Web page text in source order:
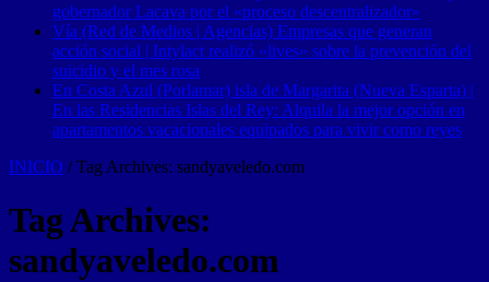
gobernador Lacava por el «proceso descentralizador»
Vía (Red de Medios | Agencias) Empresas que generan
acción social | Intylact realizó «lives» sobre la prevención del
suicidio y el mes rosa
En Costa Azul (Porlamar) isla de Margarita (Nueva Esparta) |
En las Residencias Islas del Rey: Alquila la mejor opción en
apartamentos vacacionales equipados para vivir como reyes
INICIO / Tag Archives: sandyaveledo.com
Tag Archives:
sandyaveledo.com